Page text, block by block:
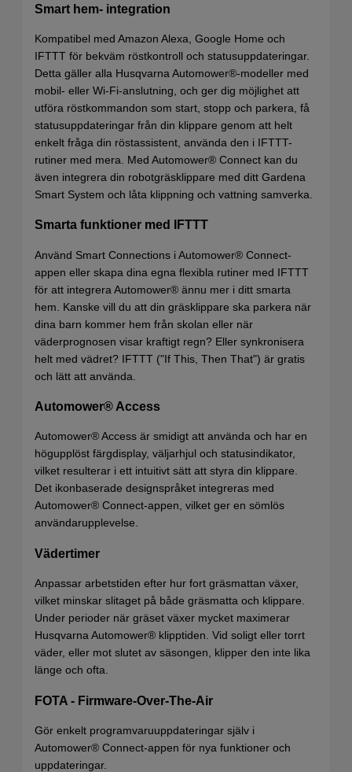
Smart hem- integration
Kompatibel med Amazon Alexa, Google Home och
IFTTT för bekväm röstkontroll och statusuppdateringar.
Detta gäller alla Husqvarna Automower®-modeller med
mobil- eller Wi-Fi-anslutning, och ger dig möjlighet att
utföra röstkommandon som start, stopp och parkera, få
statusuppdateringar från din klippare genom att helt
enkelt fråga din röstassistent, använda den i IFTTT-
rutiner med mera. Med Automower® Connect kan du
även integrera din robotgräsklippare med ditt Gardena
Smart System och låta klippning och vattning samverka.
Smarta funktioner med IFTTT
Använd Smart Connections i Automower® Connect-
appen eller skapa dina egna flexibla rutiner med IFTTT
för att integrera Automower® ännu mer i ditt smarta
hem. Kanske vill du att din gräsklippare ska parkera när
dina barn kommer hem från skolan eller när
väderprognosen visar kraftigt regn? Eller synkronisera
helt med vädret? IFTTT ("If This, Then That") är gratis
och lätt att använda.
Automower® Access
Automower® Access är smidigt att använda och har en
högupplöst färgdisplay, väljarhjul och statusindikator,
vilket resulterar i ett intuitivt sätt att styra din klippare.
Det ikonbaserade designspråket integreras med
Automower® Connect-appen, vilket ger en sömlös
användarupplevelse.
Vädertimer
Anpassar arbetstiden efter hur fort gräsmattan växer,
vilket minskar slitaget på både gräsmatta och klippare.
Under perioder när gräset växer mycket maximerar
Husqvarna Automower® klipptiden. Vid soligt eller torrt
väder, eller mot slutet av säsongen, klipper den inte lika
länge och ofta.
FOTA - Firmware-Over-The-Air
Gör enkelt programvaruuppdateringar själv i
Automower® Connect-appen för nya funktioner och
uppdateringar.